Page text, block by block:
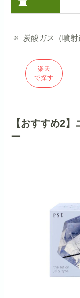
量
炭酸ガス（噴
楽天
で探す
【おすすめ2
ー